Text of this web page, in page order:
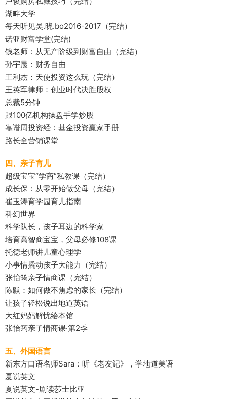
湖畔大学
每天听见吴.晓.bo2016-2017（完结）
诺亚财富学堂(完结)
钱老师：从无产阶级到财富自由（完结）
孙宇晨：财务自由
王利杰：天使投资这么玩（完结）
王英军律师：创业时代决胜股权
总裁5分钟
跟100亿机构操盘手学炒股
靠谱周投资经：基金投资赢家手册
路长全营销课堂
四、亲子育儿
超级宝宝“学商”私教课（完结）
成长保：从零开始做父母（完结）
崔玉涛育学园育儿指南
科幻世界
科学队长，孩子耳边的科学家
培育高智商宝宝，父母必修108课
托德老师讲儿童心理学
小事情撬动孩子大能力（完结）
张怡筠亲子情商课（完结）
陈默：如何做不焦虑的家长（完结）
让孩子轻松说出地道英语
大红妈妈解忧绘本馆
张怡筠亲子情商课·第2季
五、外国语言
新东方口语名师Sara：听《老友记》，学地道美语
夏说英文
夏说英文-剧读莎士比亚